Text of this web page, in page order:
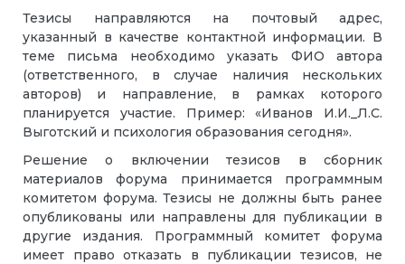
Тезисы направляются на почтовый адрес,
указанный в качестве контактной информации. В
теме письма необходимо указать ФИО автора
(ответственного, в случае наличия нескольких
авторов) и направление, в рамках которого
планируется участие. Пример: «Иванов И.И._Л.С.
Выготский и психология образования сегодня».
Решение о включении тезисов в сборник
материалов форума принимается программным
комитетом форума. Тезисы не должны быть ранее
опубликованы или направлены для публикации в
другие издания. Программный комитет форума
имеет право отказать в публикации тезисов, не